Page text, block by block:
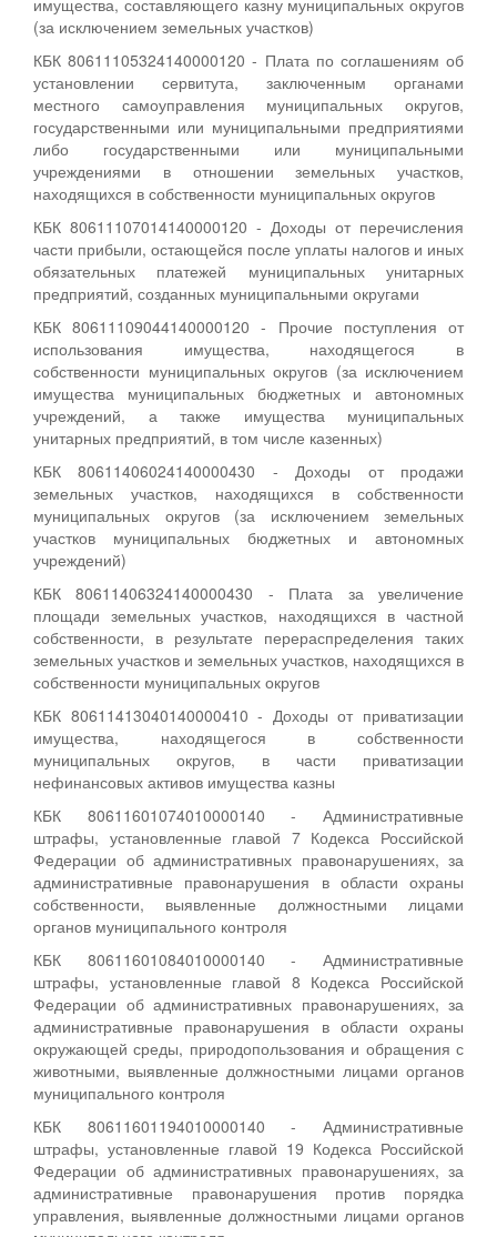
(за исключением земельных участков)
КБК 80611105324140000120 - Плата по соглашениям об
установлении сервитута, заключенным органами
местного самоуправления муниципальных округов,
государственными или муниципальными предприятиями
либо государственными или муниципальными
учреждениями в отношении земельных участков,
находящихся в собственности муниципальных округов
КБК 80611107014140000120 - Доходы от перечисления
части прибыли, остающейся после уплаты налогов и иных
обязательных платежей муниципальных унитарных
предприятий, созданных муниципальными округами
КБК 80611109044140000120 - Прочие поступления от
использования имущества, находящегося в
собственности муниципальных округов (за исключением
имущества муниципальных бюджетных и автономных
учреждений, а также имущества муниципальных
унитарных предприятий, в том числе казенных)
КБК 80611406024140000430 - Доходы от продажи
земельных участков, находящихся в собственности
муниципальных округов (за исключением земельных
участков муниципальных бюджетных и автономных
учреждений)
КБК 80611406324140000430 - Плата за увеличение
площади земельных участков, находящихся в частной
собственности, в результате перераспределения таких
земельных участков и земельных участков, находящихся в
собственности муниципальных округов
КБК 80611413040140000410 - Доходы от приватизации
имущества, находящегося в собственности
муниципальных округов, в части приватизации
нефинансовых активов имущества казны
КБК 80611601074010000140 - Административные
штрафы, установленные главой 7 Кодекса Российской
Федерации об административных правонарушениях, за
административные правонарушения в области охраны
собственности, выявленные должностными лицами
органов муниципального контроля
КБК 80611601084010000140 - Административные
штрафы, установленные главой 8 Кодекса Российской
Федерации об административных правонарушениях, за
административные правонарушения в области охраны
окружающей среды, природопользования и обращения с
животными, выявленные должностными лицами органов
муниципального контроля
КБК 80611601194010000140 - Административные
штрафы, установленные главой 19 Кодекса Российской
Федерации об административных правонарушениях, за
административные правонарушения против порядка
управления, выявленные должностными лицами органов